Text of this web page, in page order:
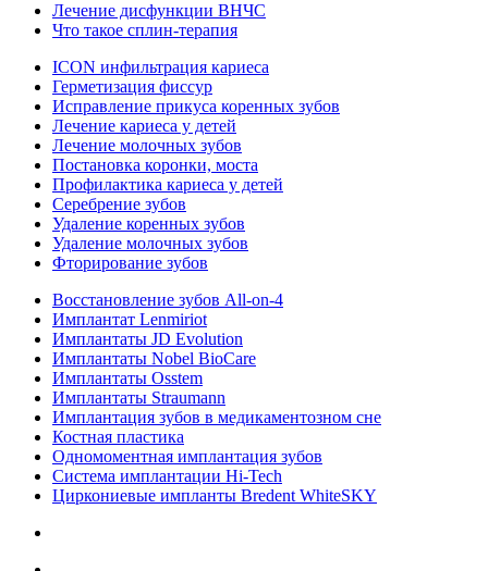
Лечение дисфункции ВНЧС
Что такое сплин-терапия
ICON инфильтрация кариеса
Герметизация фиссур
Исправление прикуса коренных зубов
Лечение кариеса у детей
Лечение молочных зубов
Постановка коронки, моста
Профилактика кариеса у детей
Серебрение зубов
Удаление коренных зубов
Удаление молочных зубов
Фторирование зубов
Восстановление зубов All‑on‑4
Имплантат Lenmiriot
Имплантаты JD Evolution
Имплантаты Nobel BioСare
Имплантаты Osstem
Имплантаты Straumann
Имплантация зубов в медикаментозном сне
Костная пластика
Одномоментная имплантация зубов
Система имплантации Hi-Tech
Циркониевые импланты Bredent WhiteSKY